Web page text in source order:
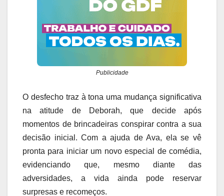
Publicidade
O desfecho traz à tona uma mudança significativa
na atitude de Deborah, que decide após
momentos de brincadeiras conspirar contra a sua
decisão inicial. Com a ajuda de Ava, ela se vê
pronta para iniciar um novo especial de comédia,
evidenciando que, mesmo diante das
adversidades, a vida ainda pode reservar
surpresas e recomeços.